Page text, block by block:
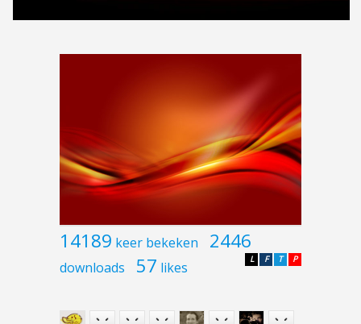
14189 keer bekeken 2446
downloads 57 likes P
T
F
L